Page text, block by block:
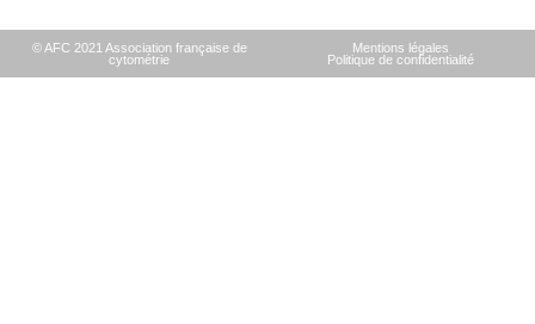
© AFC 2021 Association française de
cytométrie
Mentions légales
Politique de confidentialité